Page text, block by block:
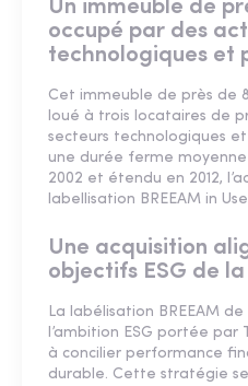
Un immeuble de
occupé par des
technologiques et
Cet immeuble de près de
loué à trois locataires de
secteurs technologiques
une durée ferme
2002 et étendu en 2012,
labellisation BREEAM in
Une acquisition
objectifs ESG de la
La labélisation BREEAM
l’ambition ESG portée par
à concilier performance
durable. Cette stratégie